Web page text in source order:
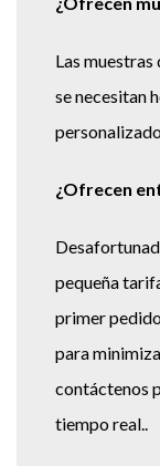
¿Ofrecen
Las muestras
se necesitan
¿Ofrecen
pequeña
primer
para
contáctenos
tiempo real..